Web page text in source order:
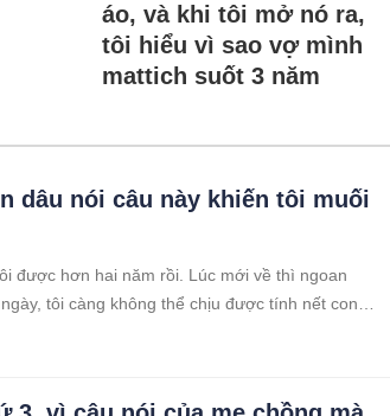
áo, và khi tôi mở nó ra,
tôi hiểu vì sao vợ mình
mattich suốt 3 năm
dâu nói câu này khiến tôi muối
được hơn hai năm rồi. Lúc mới về thì ngoan
tôi càng không thể chịu được tính nết con